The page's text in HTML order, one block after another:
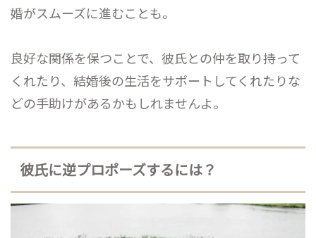
婚がスムーズに進むことも。
良好な関係を保つことで、彼氏との仲を取り持って
くれたり、結婚後の生活をサポートしてくれたりな
どの手助けがあるかもしれませんよ。
彼氏に逆プロポーズするには？